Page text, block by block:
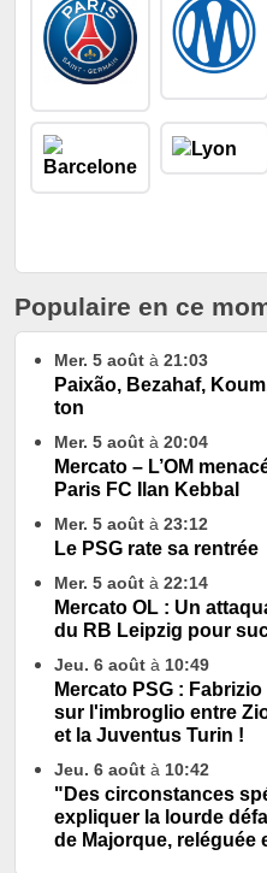
Populaire en ce
Mer. 5 août à 21:03
Paixão, Bezahaf,
ton
Mer. 5 août à 20:04
Mercato – L’OM
Paris FC Ilan Kebbal
Mer. 5 août à 23:12
Le PSG rate sa rentrée
Mer. 5 août à 22:14
Mercato OL : Un
du RB Leipzig pour
Jeu. 6 août à 10:49
Mercato PSG :
sur l'imbroglio entre
et la Juventus Turin !
Jeu. 6 août à 10:42
"Des circonstances
expliquer la lourde
de Majorque, reléguée